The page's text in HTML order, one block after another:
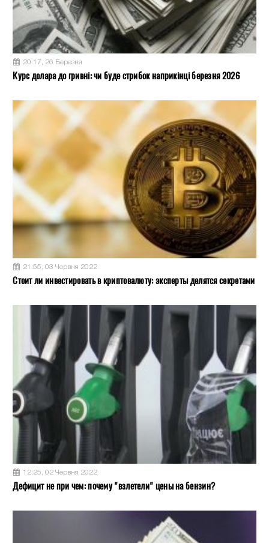
20:17, 26 Березня
Курс долара до гривні: чи буде стрибок наприкінці березня 2026
21:55, 03 Червня 2022
Стоит ли инвестировать в криптовалюту: эксперты делятся секретами
12:25, 02 Червня 2022
Дефицит не при чем: почему "взлетели" цены на бензин?